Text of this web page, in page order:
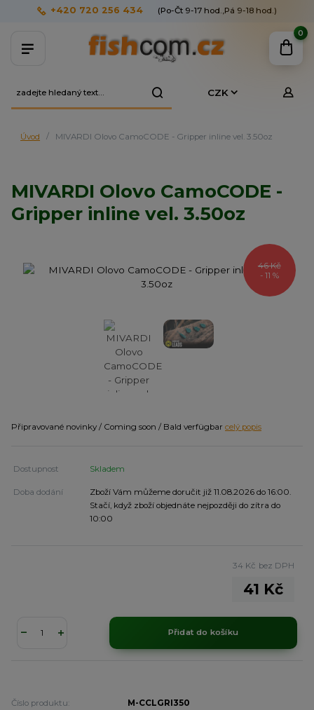
CZK
+420 720 256 434 (Po-Čt 9-17 hod.,Pá 9-18 hod.)
0
Úvod MIVARDI Olovo CamoCODE - Gripper inline vel. 3.50oz
MIVARDI Olovo CamoCODE -
Gripper inline vel. 3.50oz
46 Kč
- 11 %
Připravované novinky / Coming soon / Bald verfügbar celý popis
Dostupnost Skladem
Doba dodání
Zboží Vám můžeme doručit již 11.08.2026 do 16:00.
Stačí, když zboží objednáte nejpozději do zítra do
10:00
41 Kč
34 Kč bez DPH
Přidat do košíku
Číslo produktu:
M-CCLGRI350